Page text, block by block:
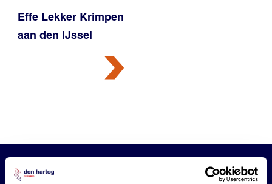
Effe Lekker Krimpen
aan den IJssel